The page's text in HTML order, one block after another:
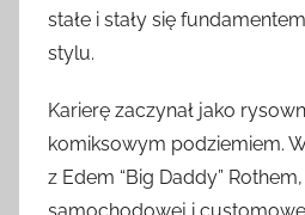
stałe i stały się
stylu.
Karierę zaczynał jako
komiksowym podziemiem.
z Edem “Big Daddy”